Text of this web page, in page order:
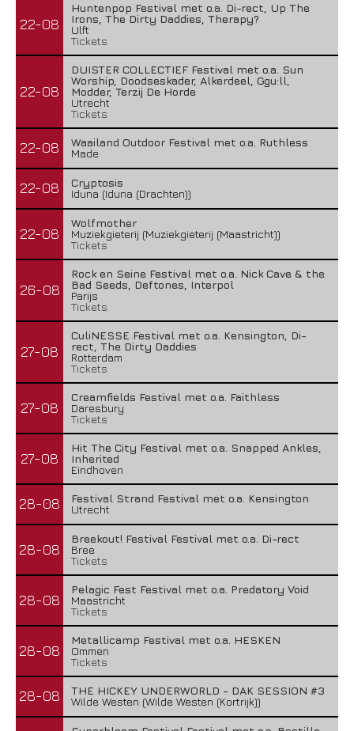
22-08
Huntenpop Festival met o.a. Di-rect, Up The
Irons, The Dirty Daddies, Therapy?
Ulft
Tickets
22-08
DUISTER COLLECTIEF Festival met o.a. Sun
Worship, Doodseskader, Alkerdeel, Ggu:ll,
Modder, Terzij De Horde
Utrecht
Tickets
22-08
Waailand Outdoor Festival met o.a. Ruthless
Made
22-08
Cryptosis
Iduna (Iduna (Drachten))
22-08
Wolfmother
Muziekgieterij (Muziekgieterij (Maastricht))
Tickets
26-08
Rock en Seine Festival met o.a. Nick Cave & the
Bad Seeds, Deftones, Interpol
Parijs
Tickets
27-08
CuliNESSE Festival met o.a. Kensington, Di-
rect, The Dirty Daddies
Rotterdam
Tickets
27-08
Creamfields Festival met o.a. Faithless
Daresbury
Tickets
27-08
Hit The City Festival met o.a. Snapped Ankles,
Inherited
Eindhoven
28-08
Festival Strand Festival met o.a. Kensington
Utrecht
28-08
Breekout! Festival Festival met o.a. Di-rect
Bree
Tickets
28-08
Pelagic Fest Festival met o.a. Predatory Void
Maastricht
Tickets
28-08
Metallicamp Festival met o.a. HESKEN
Ommen
Tickets
28-08
THE HICKEY UNDERWORLD - DAK SESSION #3
Wilde Westen (Wilde Westen (Kortrijk))